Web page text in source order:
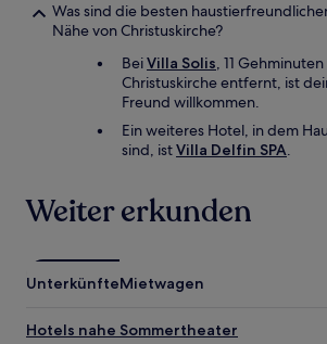
Was sind die besten
Nähe von Christuskirche?
BeiVilla Solis, 11
Christuskirche entfernt, ist
Freund willkommen.
Ein weiteres Hotel, in dem
sind, istVilla Delfin SPA.
Weiter erkunden
UnterkünfteMietwagen
Hotels nahe Sommertheater